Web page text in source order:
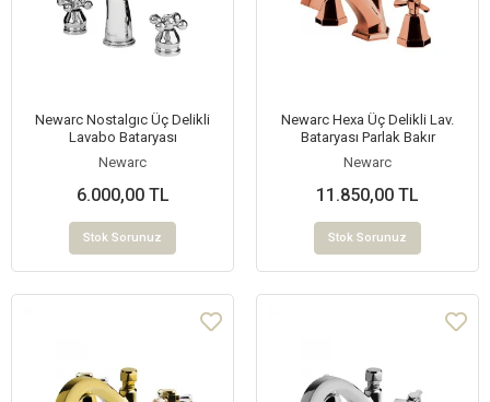
Newarc Nostalgıc Üç Delikli
Lavabo Bataryası
Newarc
6.000,00 TL
Stok Sorunuz
Newarc Hexa Üç Delikli Lav.
Bataryası Parlak Bakır
Newarc
11.850,00 TL
Stok Sorunuz